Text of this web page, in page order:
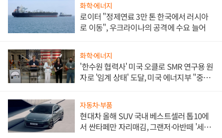
화학·에너지
로이터 "정제연료 3만 톤 한국에서 러시아
로 이동", 우크라이나의 공격에 수요 늘어
화학·에너지
'한수원 협력사' 미국 오클로 SMR 연구용 원
자로 '임계 상태' 도달, 미국 에너지부 "중요
자동차·부품
현대차 올해 SUV 국내 베스트셀러 톱10에
서 싼타페만 자리매김, 그랜저·아반떼 '세단